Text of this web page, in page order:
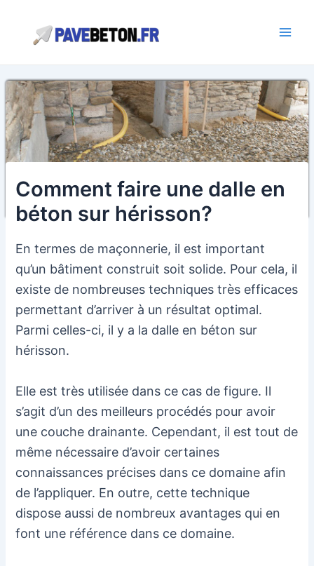
contenu
Comment faire une dalle en
béton sur hérisson?
En termes de maçonnerie, il est important
qu’un bâtiment construit soit solide. Pour cela, il
existe de nombreuses techniques très efficaces
permettant d’arriver à un résultat optimal.
Parmi celles-ci, il y a la dalle en béton sur
hérisson.
Elle est très utilisée dans ce cas de figure. Il
s’agit d’un des meilleurs procédés pour avoir
une couche drainante. Cependant, il est tout de
même nécessaire d’avoir certaines
connaissances précises dans ce domaine afin
de l’appliquer. En outre, cette technique
dispose aussi de nombreux avantages qui en
font une référence dans ce domaine.